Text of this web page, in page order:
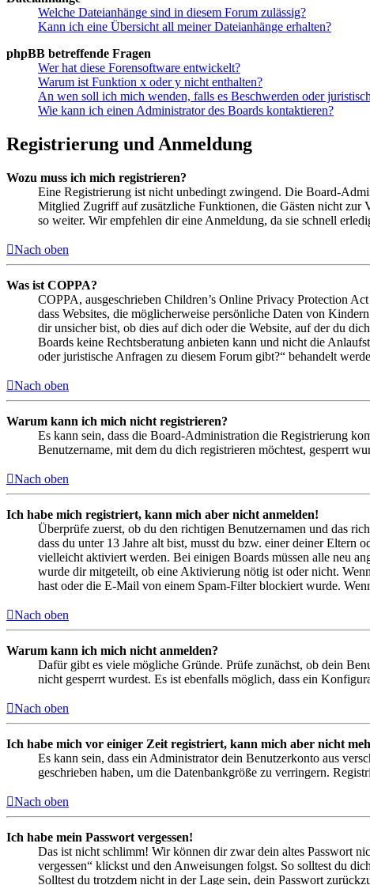
Welche Dateianhänge sind in diesem Forum zulässig?
Kann ich eine Übersicht all meiner Dateianhänge erhalten?
phpBB betreffende Fragen
Wer hat diese Forensoftware entwickelt?
Warum ist Funktion x oder y nicht enthalten?
An wen soll ich mich wenden, falls es Beschwerden oder
Wie kann ich einen Administrator des Boards kontaktieren?
Registrierung und Anmeldung
Wozu muss ich mich registrieren?
Eine Registrierung ist nicht unbedingt zwingend. Die Board-
Mitglied Zugriff auf zusätzliche Funktionen, die Gästen nicht zur
so weiter. Wir empfehlen dir eine Anmeldung, da sie schnell
Nach oben
Was ist COPPA?
COPPA, ausgeschrieben Children’s Online Privacy Protection
dass Websites, die möglicherweise persönliche Daten von
dir unsicher bist, ob dies auf dich oder die Website, auf der du
Boards keine Rechtsberatung anbieten kann und nicht die
oder juristische Anfragen zu diesem Forum gibt?“ behandelt
Nach oben
Warum kann ich mich nicht registrieren?
Es kann sein, dass die Board-Administration die Registrierung
Benutzername, mit dem du dich registrieren möchtest, gesperrt
Nach oben
Ich habe mich registriert, kann mich aber nicht anmelden!
Überprüfe zuerst, ob du den richtigen Benutzernamen und das
dass du unter 13 Jahre alt bist, musst du bzw. einer deiner Eltern
vielleicht aktiviert werden. Bei einigen Boards müssen alle neu
wurde dir mitgeteilt, ob eine Aktivierung nötig ist oder nicht.
hast oder die E-Mail von einem Spam-Filter blockiert wurde.
Nach oben
Warum kann ich mich nicht anmelden?
Dafür gibt es viele mögliche Gründe. Prüfe zunächst, ob dein
nicht gesperrt wurdest. Es ist ebenfalls möglich, dass ein
Nach oben
Ich habe mich vor einiger Zeit registriert, kann mich aber nicht
Es kann sein, dass ein Administrator dein Benutzerkonto aus
geschrieben haben, um die Datenbankgröße zu verringern.
Nach oben
Ich habe mein Passwort vergessen!
Das ist nicht schlimm! Wir können dir zwar dein altes Passwort
vergessen“ klickst und den Anweisungen folgst. So solltest du
Solltest du trotzdem nicht in der Lage sein, dein Passwort